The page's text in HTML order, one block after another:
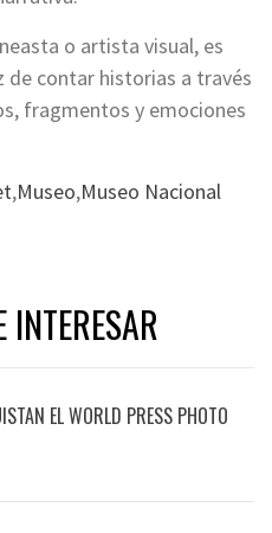
o artista visual, es
de contar historias a través
fragmentos y emociones
,Museo,Museo Nacional
EL WORLD PRESS PHOTO